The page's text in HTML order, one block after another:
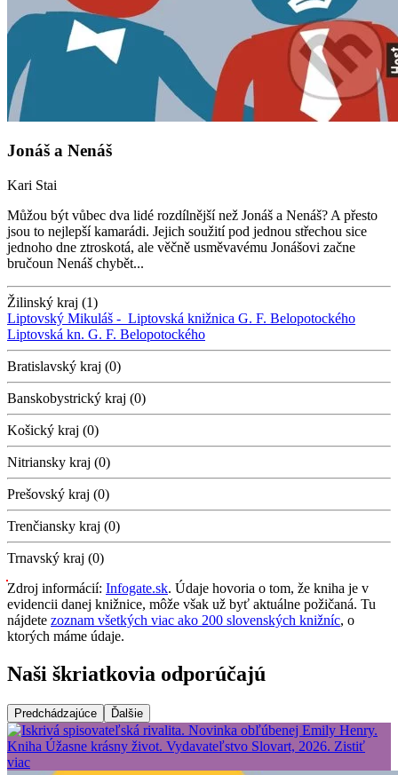
Jonáš a Nenáš
Kari Stai
Můžou být vůbec dva lidé rozdílnější než Jonáš a Nenáš? A přesto
jsou to nejlepší kamarádi. Jejich soužití pod jednou střechou sice
jednoho dne ztroskotá, ale věčně usměvavému Jonášovi začne
bručoun Nenáš chybět...
Žilinský kraj (1)
Liptovský Mikuláš - Liptovská knižnica G. F. Belopotockého
Liptovská kn. G. F. Belopotockého
Bratislavský kraj (0)
Banskobystrický kraj (0)
Košický kraj (0)
Nitriansky kraj (0)
Prešovský kraj (0)
Trenčiansky kraj (0)
Trnavský kraj (0)
Zdroj informácií: Infogate.sk. Údaje hovoria o tom, že kniha je v
evidencii danej knižnice, môže však už byť aktuálne požičaná. Tu
nájdete zoznam všetkých viac ako 200 slovenských knižníc, o
ktorých máme údaje.
Naši škriatkovia odporúčajú
Predchádzajúce Ďalšie